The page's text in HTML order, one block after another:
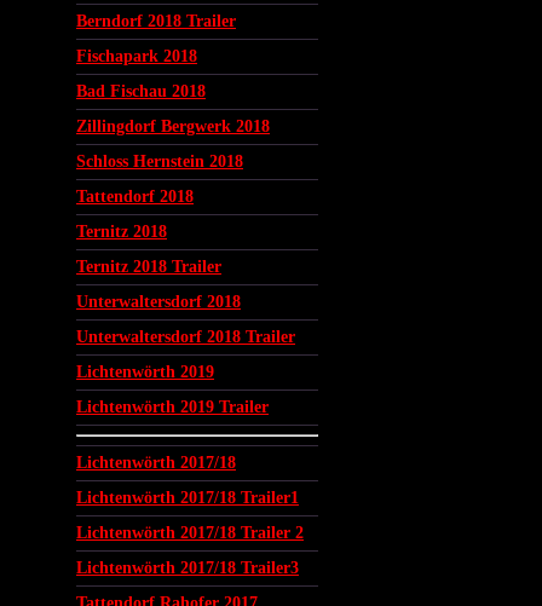
Berndorf 2018 Trailer
Fischapark 2018
Bad Fischau 2018
Zillingdorf Bergwerk 2018
Schloss Hernstein 2018
Tattendorf 2018
Ternitz 2018
Ternitz 2018 Trailer
Unterwaltersdorf 2018
Unterwaltersdorf 2018 Trailer
Lichtenwörth 2019
Lichtenwörth 2019 Trailer
Lichtenwörth 2017/18
Lichtenwörth 2017/18 Trailer1
Lichtenwörth 2017/18 Trailer 2
Lichtenwörth 2017/18 Trailer3